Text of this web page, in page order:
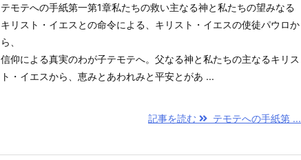
テモテへの手紙第一第1章私たちの救い主なる神と私たちの望みなる
キリスト・イエスとの命令による、キリスト・イエスの使徒パウロか
ら、
信仰による真実のわが子テモテへ。父なる神と私たちの主なるキリス
ト・イエスから、恵みとあわれみと平安とがあ ...
記事を読む テモテへの手紙第 ...